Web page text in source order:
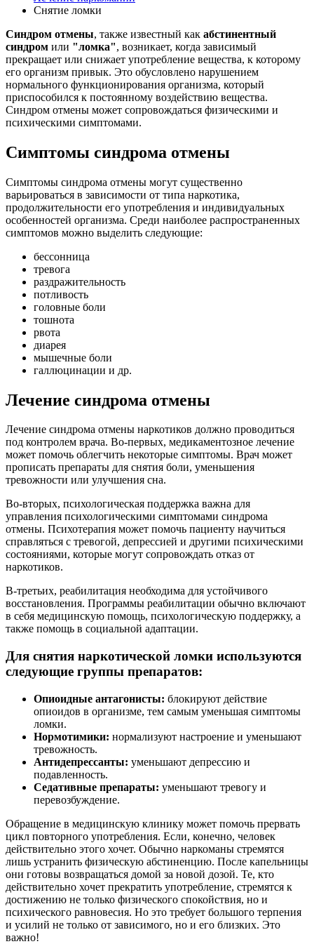
Снятие ломки
Синдром отмены, также известный как абстинентный
синдром или "ломка", возникает, когда зависимый
прекращает или снижает употребление вещества, к которому
его организм привык. Это обусловлено нарушением
нормального функционирования организма, который
приспособился к постоянному воздействию вещества.
Синдром отмены может сопровождаться физическими и
психическими симптомами.
Симптомы синдрома отмены
Симптомы синдрома отмены могут существенно
варьироваться в зависимости от типа наркотика,
продолжительности его употребления и индивидуальных
особенностей организма. Среди наиболее распространенных
симптомов можно выделить следующие:
бессонница
тревога
раздражительность
потливость
головные боли
тошнота
рвота
диарея
мышечные боли
галлюцинации и др.
Лечение синдрома отмены
Лечение синдрома отмены наркотиков должно проводиться
под контролем врача. Во-первых, медикаментозное лечение
может помочь облегчить некоторые симптомы. Врач может
прописать препараты для снятия боли, уменьшения
тревожности или улучшения сна.
Во-вторых, психологическая поддержка важна для
управления психологическими симптомами синдрома
отмены. Психотерапия может помочь пациенту научиться
справляться с тревогой, депрессией и другими психическими
состояниями, которые могут сопровождать отказ от
наркотиков.
В-третьих, реабилитация необходима для устойчивого
восстановления. Программы реабилитации обычно включают
в себя медицинскую помощь, психологическую поддержку, а
также помощь в социальной адаптации.
Для снятия наркотической ломки используются
следующие группы препаратов:
Опиоидные антагонисты: блокируют действие
опиоидов в организме, тем самым уменьшая симптомы
ломки.
Нормотимики: нормализуют настроение и уменьшают
тревожность.
Антидепрессанты: уменьшают депрессию и
подавленность.
Седативные препараты: уменьшают тревогу и
перевозбуждение.
Обращение в медицинскую клинику может помочь прервать
цикл повторного употребления. Если, конечно, человек
действительно этого хочет. Обычно наркоманы стремятся
лишь устранить физическую абстиненцию. После капельницы
они готовы возвращаться домой за новой дозой. Те, кто
действительно хочет прекратить употребление, стремятся к
достижению не только физического спокойствия, но и
психического равновесия. Но это требует большого терпения
и усилий не только от зависимого, но и его близких. Это
важно!